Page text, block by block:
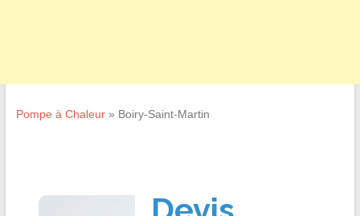
Pompe à Chaleur» Boiry-Saint-Martin